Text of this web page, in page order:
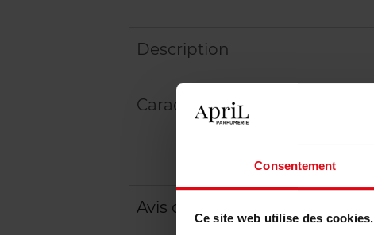
Consentement
Ce site web utilise des cookies.
Description
Caractéristiques
Avis client